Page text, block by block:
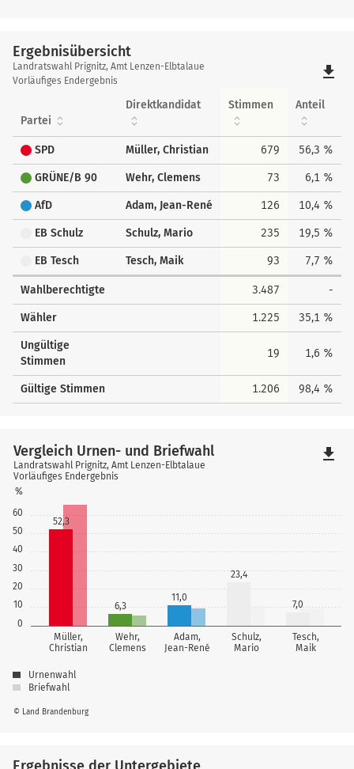
Ergebnisübersicht
Ergebnisübersicht
Landratswahl Prignitz, Amt Lenzen-Elbtalaue
Vorläufiges Endergebnis
file_download
Partei
Direktkandidat Stimmen Anteil
SPD Müller, Christian 679 56,3 %
GRÜNE/B 90 Wehr, Clemens 73 6,1 %
AfD Adam, Jean-René 126 10,4 %
EB Schulz Schulz, Mario 235 19,5 %
EB Tesch Tesch, Maik 93 7,7 %
Wahlberechtigte 3.487 -
Wähler 1.225 35,1 %
Ungültige
Stimmen
19 1,6 %
Gültige Stimmen 1.206 98,4 %
0
10
20
30
40
50
60
%
Müller,
Christian
Wehr,
Clemens
Adam,
Jean-René
Schulz,
Mario
Tesch,
Maik
52,3
6,3
11,0
23,4
7,0
© Land Brandenburg
Vergleich Urnen- und Briefwahl
Landratswahl Prignitz, Amt Lenzen-Elbtalaue
Vorläufiges Endergebnis
Urnenwahl
Briefwahl
file_download